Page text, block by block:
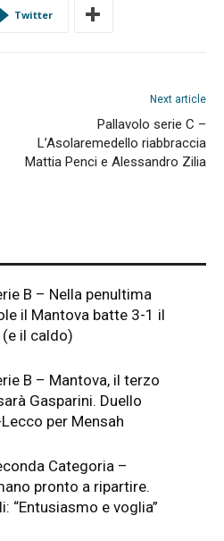
Twitter
Next article
Pallavolo serie C –
L’Asolaremedello riabbraccia
Mattia Penci e Alessandro Zilia
B – Nella penultima
il Mantova batte 3-1 il
il caldo)
B – Mantova, il terzo
Gasparini. Duello
per Mensah
Categoria –
pronto a ripartire.
“Entusiasmo e voglia”